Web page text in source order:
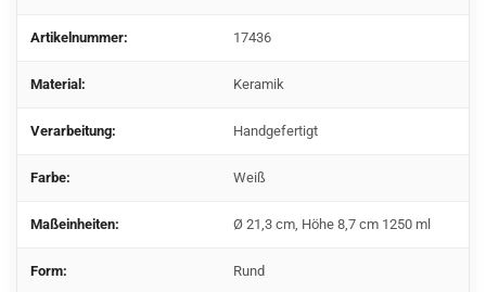
Artikelnummer: 17436
Material: Keramik
Verarbeitung: Handgefertigt
Farbe: Weiß
Maßeinheiten: Ø 21,3 cm, Höhe 8,7 cm 1250 ml
Form: Rund